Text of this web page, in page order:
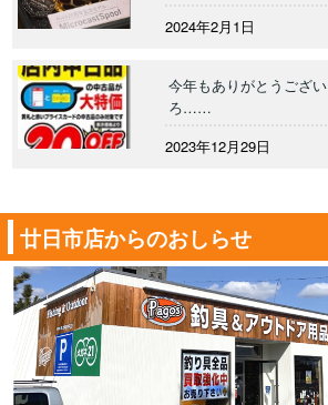
2024年2月1日
今年もありがとうござ
ろ……
2023年12月29日
廿日市店からのおしらせ